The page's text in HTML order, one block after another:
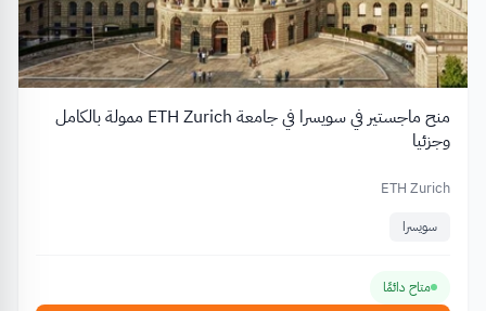
منح ماجستير في سويسرا في جامعة ETH Zurich ممولة بالكامل
وجزئيا
ETH Zurich
سويسرا
متاح دائمًا